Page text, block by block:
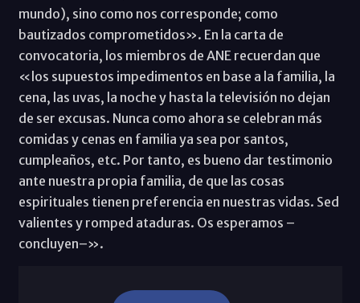
mundo), sino como nos corresponde; como
bautizados comprometidos». En la carta de
convocatoria, los miembros de ANE recuerdan que
«los supuestos impedimentos en base a la familia, la
cena, las uvas, la noche y hasta la televisión no dejan
de ser excusas. Nunca como ahora se celebran más
comidas y cenas en familia ya sea por santos,
cumpleaños, etc. Por tanto, es bueno dar testimonio
ante nuestra propia familia, de que las cosas
espirituales tienen preferencia en nuestras vidas. Sed
valientes y romped ataduras. Os esperamos –
concluyen–».